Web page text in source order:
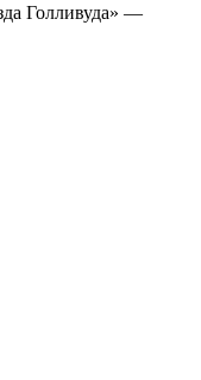
Голливуда» —